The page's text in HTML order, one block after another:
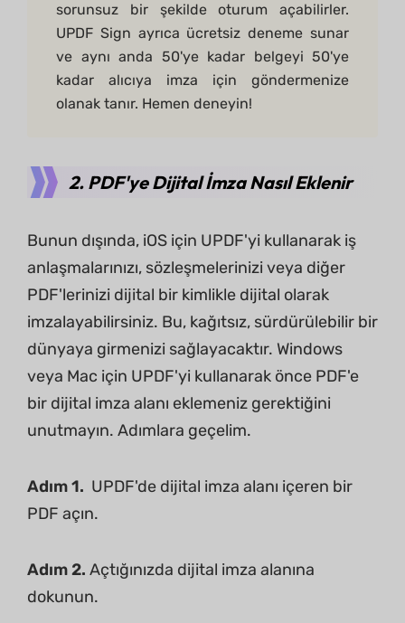
sorunsuz bir şekilde oturum açabilirler.
UPDF Sign ayrıca ücretsiz deneme sunar
ve aynı anda 50'ye kadar belgeyi 50'ye
kadar alıcıya imza için göndermenize
olanak tanır. Hemen deneyin!
2. PDF'ye Dijital İmza Nasıl Eklenir
Bunun dışında, iOS için UPDF'yi kullanarak iş
anlaşmalarınızı, sözleşmelerinizi veya diğer
PDF'lerinizi dijital bir kimlikle dijital olarak
imzalayabilirsiniz. Bu, kağıtsız, sürdürülebilir bir
dünyaya girmenizi sağlayacaktır. Windows
veya Mac için UPDF'yi kullanarak önce PDF'e
bir dijital imza alanı eklemeniz gerektiğini
unutmayın. Adımlara geçelim.
Adım 1. UPDF'de dijital imza alanı içeren bir
PDF açın.
Adım 2. Açtığınızda dijital imza alanına
dokunun.